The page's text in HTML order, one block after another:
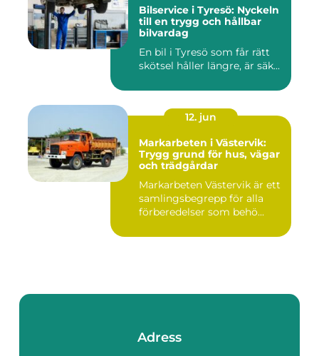
Bilservice i Tyresö: Nyckeln
till en trygg och hållbar
bilvardag
En bil i Tyresö som får rätt
skötsel håller längre, är säk...
12. jun
Markarbeten i Västervik:
Trygg grund för hus, vägar
och trädgårdar
Markarbeten Västervik är ett
samlingsbegrepp för alla
förberedelser som behö...
Adress